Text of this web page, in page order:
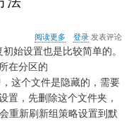
阅读更多
于
Win7
策
略
恢
复
登录发表评论
设置也是比较简单的。
在分区的
，这个文件是隐藏的，需要
置，先删除这个文件夹，
重新刷新组策略设置到默